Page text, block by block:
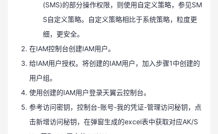
(SMS)的部分操作权限，则使用自定义策略，参见SM
S自定义策略。自定义策略相比于系统策略，粒度更
细，更安全。
在IAM控制台创建IAM用户。
给IAM用户授权。将创建的IAM用户，加入步骤1中创建的
用户组。
使用创建的IAM用户登录天翼云控制台。
参考访问密钥，控制台-账号-我的凭证-管理访问秘钥，点
击新增访问秘钥，在弹窗生成的excel表中获取对应AK/S